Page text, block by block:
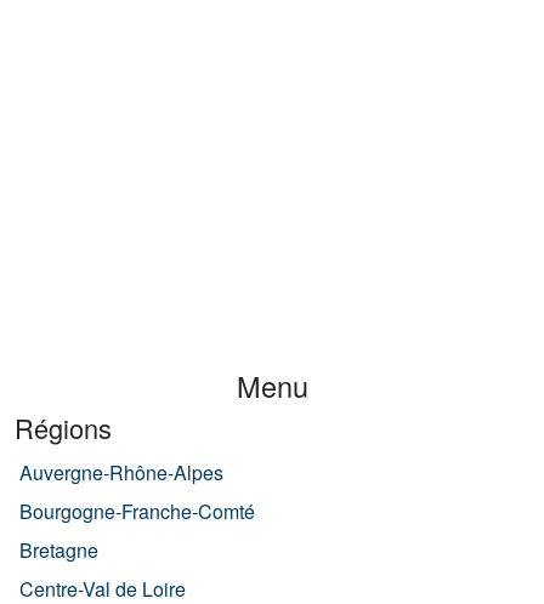
Menu
Régions
Auvergne-Rhône-Alpes
Bourgogne-Franche-Comté
Bretagne
Centre-Val de Loire